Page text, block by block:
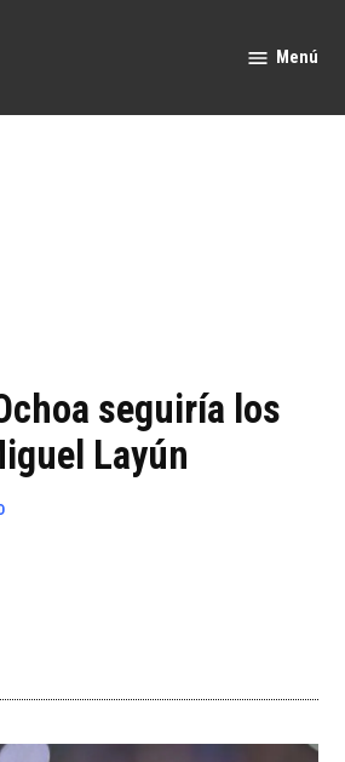
Menú
seguiría los
Layún